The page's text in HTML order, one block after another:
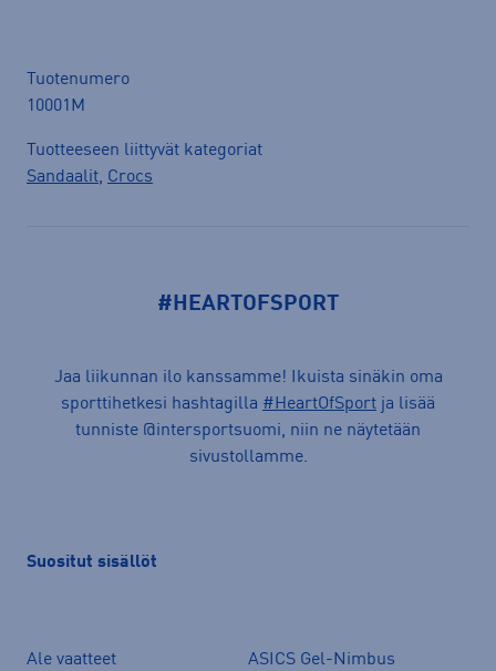
Tuotenumero
10001M
Tuotteeseen liittyvät kategoriat
Sandaalit, Crocs
#HEARTOFSPORT
Jaa liikunnan ilo kanssamme! Ikuista sinäkin oma
sporttihetkesi hashtagilla #HeartOfSport ja lisää
tunniste @intersportsuomi, niin ne näytetään
sivustollamme.
Suositut sisällöt
Ale vaatteet
ASICS Gel-Nimbus